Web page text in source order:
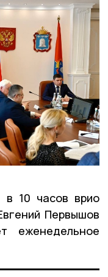
в 10 часов врио
Первышов
еженедельное